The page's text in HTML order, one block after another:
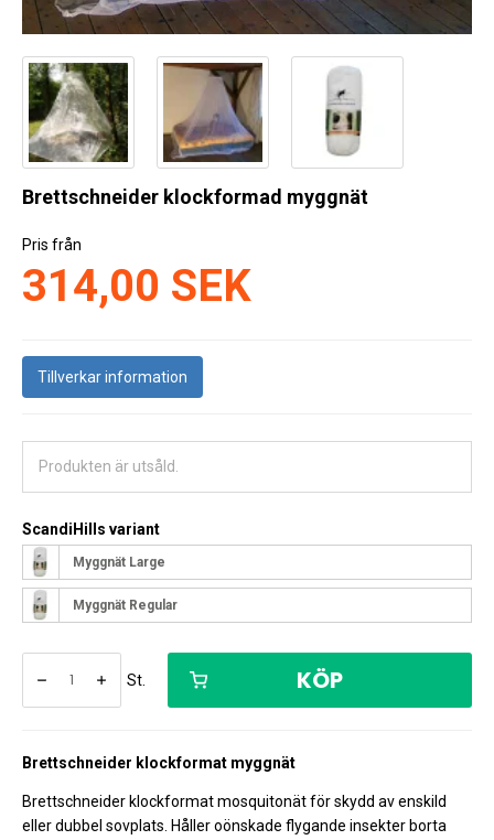
Erbjudanden
Restförsäljning
Brettschneider klockformad myggnät
Pris från
314,00 SEK
Tillverkar information
Produkten är utsåld.
ScandiHills variant
Myggnät Large
Myggnät Regular
St. KÖP
Brettschneider klockformat myggnät
Brettschneider klockformat mosquitonät för skydd av enskild
eller dubbel sovplats. Håller oönskade flygande insekter borta